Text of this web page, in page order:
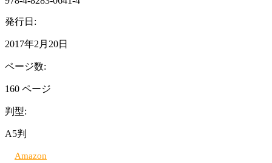
発行日:
2017年2月20日
ページ数:
160 ページ
判型:
A5判
Amazon